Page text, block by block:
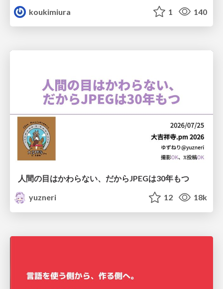
koukimiura
1 140
人間の目はかわらない、だからJPEGは30年もつ
yuzneri
12 18k